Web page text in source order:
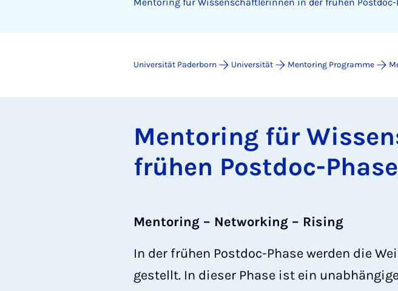
Universität Paderborn Universität Mentoring Programme
Men­to­ring für
frü­hen Post­doc-Pha­­se
Mentoring – Networking – Rising
In der frühen Postdoc-Phase werden die
gestellt. In dieser Phase ist ein